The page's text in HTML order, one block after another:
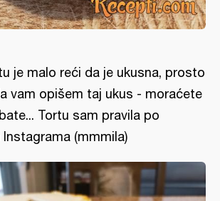
je malo reći da je ukusna, prosto
vam opišem taj ukus - moraćete
Tortu sam pravila po
(mmmila)